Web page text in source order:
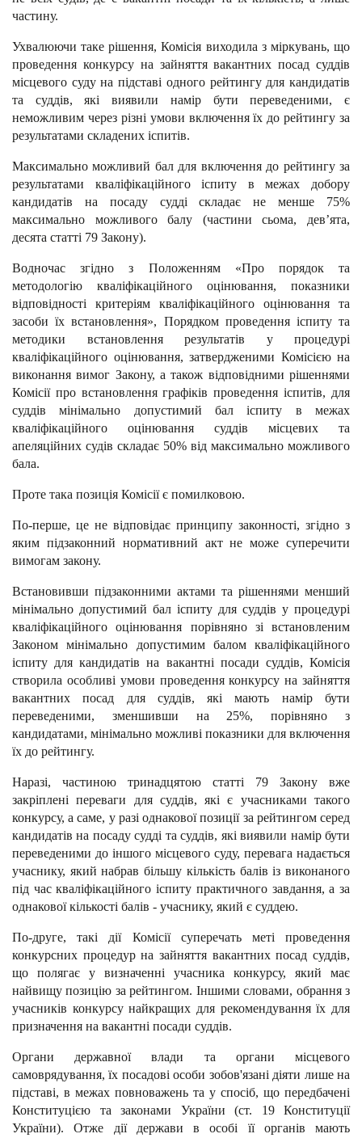
частину.
Ухвалюючи таке рішення, Комісія виходила з міркувань, що
проведення конкурсу на зайняття вакантних посад суддів
місцевого суду на підставі одного рейтингу для кандидатів
та суддів, які виявили намір бути переведеними, є
неможливим через різні умови включення їх до рейтингу за
результатами складених іспитів.
Максимально можливий бал для включення до рейтингу за
результатами кваліфікаційного іспиту в межах добору
кандидатів на посаду судді складає не менше 75%
максимально можливого балу (частини сьома, дев’ята,
десята статті 79 Закону).
Водночас згідно з Положенням «Про порядок та
методологію кваліфікаційного оцінювання, показники
відповідності критеріям кваліфікаційного оцінювання та
засоби їх встановлення», Порядком проведення іспиту та
методики встановлення результатів у процедурі
кваліфікаційного оцінювання, затвердженими Комісією на
виконання вимог Закону, а також відповідними рішеннями
Комісії про встановлення графіків проведення іспитів, для
суддів мінімально допустимий бал іспиту в межах
кваліфікаційного оцінювання суддів місцевих та
апеляційних судів складає 50% від максимально можливого
бала.
Проте така позиція Комісії є помилковою.
По-перше, це не відповідає принципу законності, згідно з
яким підзаконний нормативний акт не може суперечити
вимогам закону.
Встановивши підзаконними актами та рішеннями менший
мінімально допустимий бал іспиту для суддів у процедурі
кваліфікаційного оцінювання порівняно зі встановленим
Законом мінімально допустимим балом кваліфікаційного
іспиту для кандидатів на вакантні посади суддів, Комісія
створила особливі умови проведення конкурсу на зайняття
вакантних посад для суддів, які мають намір бути
переведеними, зменшивши на 25%, порівняно з
кандидатами, мінімально можливі показники для включення
їх до рейтингу.
Наразі, частиною тринадцятою статті 79 Закону вже
закріплені переваги для суддів, які є учасниками такого
конкурсу, а саме, у разі однакової позиції за рейтингом серед
кандидатів на посаду судді та суддів, які виявили намір бути
переведеними до іншого місцевого суду, перевага надається
учаснику, який набрав більшу кількість балів із виконаного
під час кваліфікаційного іспиту практичного завдання, а за
однакової кількості балів - учаснику, який є суддею.
По-друге, такі дії Комісії суперечать меті проведення
конкурсних процедур на зайняття вакантних посад суддів,
що полягає у визначенні учасника конкурсу, який має
найвищу позицію за рейтингом. Іншими словами, обрання з
учасників конкурсу найкращих для рекомендування їх для
призначення на вакантні посади суддів.
Органи державної влади та органи місцевого
самоврядування, їх посадові особи зобов'язані діяти лише на
підставі, в межах повноважень та у спосіб, що передбачені
Конституцією та законами України (ст. 19 Конституції
України). Отже дії держави в особі її органів мають